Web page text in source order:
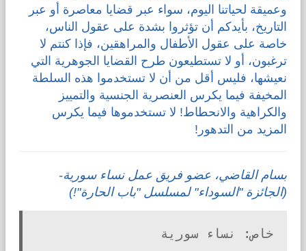
وعميقة لحياتنا اليوم، سواء عبر قضايا معاصرة أو عبر
التاريخ، بأيدكم أن تؤثروا بشدة على عقول الناس،
خاصة على عقول الأطفال والمراهقين، فإذا كنتم لا
ترغبون، أو لا تستطيعون طرح القضايا الجوهرية التي
نعيشها، فليس أقل من أن لا تستخدموا هذه السلطة
المخيفة فيما يكرس العنصرية الجنسية والتمييز
والكراهية والانحطاط! لا تستخدموها فيما يكرس
المزيد من التدهور!
بسام القاضي، عضو فريق عمل نساء سورية-
(الجائزة "السوداء" لمسلسل "باب الحارة"!)
خاص: نساء سورية